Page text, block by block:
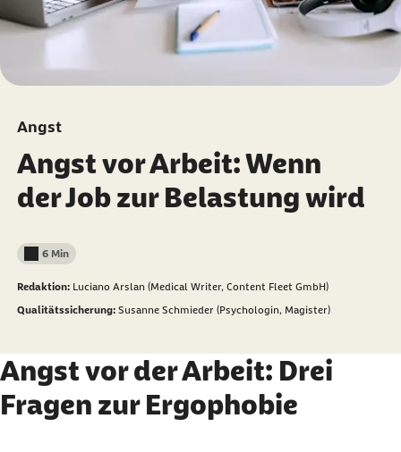
Angst
Angst vor Arbeit: Wenn
der Job zur Belastung wird
Lesedauer weniger als
6 Min
Redaktion: Luciano Arslan (Medical Writer, Content Fleet GmbH)
Qualitätssicherung: Susanne Schmieder (Psychologin, Magister)
Angst vor der Arbeit: Drei
Fragen zur Ergophobie